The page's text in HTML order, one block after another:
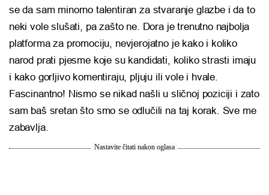
se da sam minorno talentiran za stvaranje glazbe i da to
neki vole slušati, pa zašto ne. Dora je trenutno najbolja
platforma za promociju, nevjerojatno je kako i koliko
narod prati pjesme koje su kandidati, koliko strasti imaju
i kako gorljivo komentiraju, pljuju ili vole i hvale.
Fascinantno! Nismo se nikad našli u sličnoj poziciji i zato
sam baš sretan što smo se odlučili na taj korak. Sve me
zabavlja.
Nastavite čitati nakon oglasa